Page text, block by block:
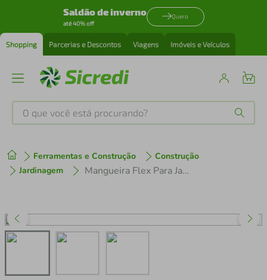
Saldão de inverno
até 40% off
Quero
Shopping Parcerias e Descontos Viagens Imóveis e Veículos
O que você está procurando?
Ferramentas e Construção
Construção
Jardinagem
Mangueira Flex Para Jardim Tramontina em PVC Verde com Faixa Preta 4 Camadas 15m Engate Rosqueado e Esguicho
1º tenis
3º perfume